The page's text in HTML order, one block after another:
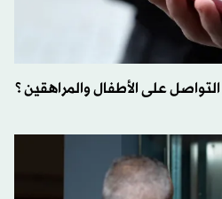
على الأطفال والمراهقين ؟